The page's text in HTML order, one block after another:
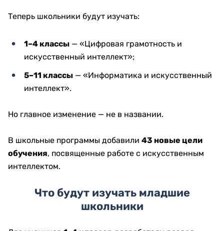
Теперь школьники будут изучать:
1–4 классы — «Цифровая грамотность и
искусственный интеллект»;
5–11 классы — «Информатика и искусственный
интеллект».
Но главное изменение — не в названии.
В школьные программы добавили 43 новые цели
обучения, посвященные работе с искусственным
интеллектом.
Что будут изучать младшие
школьники